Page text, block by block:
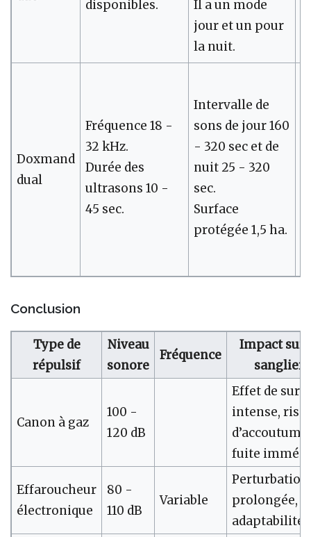
disponibles.
Il a un mode
jour et un pour
la nuit.
Doxmand
dual
Fréquence 18 -
32 kHz.
Durée des
ultrasons 10 -
45 sec.
Intervalle de
sons de jour 160
- 320 sec et de
nuit 25 - 320
sec.
Surface
protégée 1,5 ha.
Conclusion
Type de
répulsif
Niveau
sonore
Fréquence
Impact sur
sangliers
Canon à gaz
100 -
120 dB
Effet de
intense,
fuite
Effaroucheur
électronique
80 -
110 dB
Variable
Perturbation
prolongée,
adaptabilité